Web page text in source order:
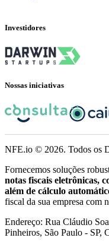
Investidores
Nossas iniciativas
NFE.io © 2026. Todos os
Fornecemos soluções
notas fiscais eletrônicas,
além de cálculo
fiscal da sua empresa com
Endereço: Rua Cláudio
Pinheiros, São Paulo - SP,